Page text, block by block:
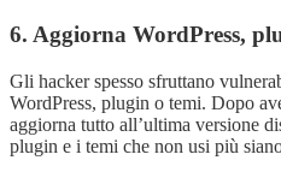
6. Aggiorna WordPress,
Gli hacker spesso sfruttano
WordPress, plugin o temi. Dopo
aggiorna tutto all’ultima versione
plugin e i temi che non usi più